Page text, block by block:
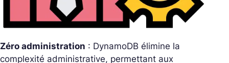
Zéro administration : DynamoDB élimine la
complexité administrative, permettant aux